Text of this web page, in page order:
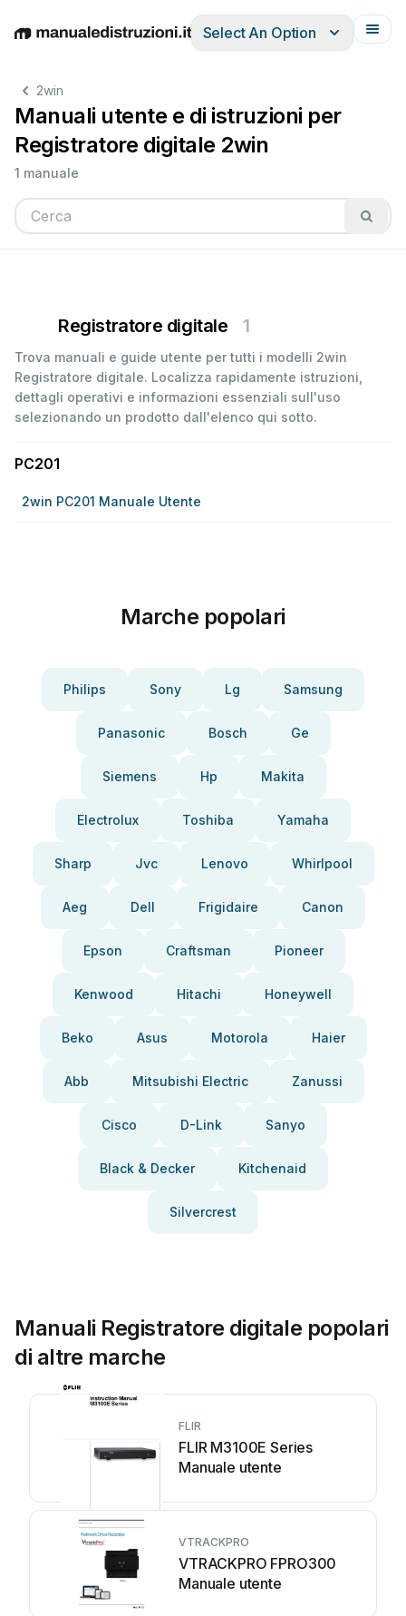
EnglishDeutschEspañolItalianoFrançais
Select An Option
2win
Manuali utente e di istruzioni per
Registratore digitale 2win
1 manuale
Registratore digitale 1
Trova manuali e guide utente per tutti i modelli 2win
Registratore digitale. Localizza rapidamente istruzioni,
dettagli operativi e informazioni essenziali sull'uso
selezionando un prodotto dall'elenco qui sotto.
PC201
2win PC201 Manuale Utente
Marche popolari
Philips Sony Lg Samsung
Panasonic Bosch Ge
Siemens Hp Makita
Electrolux Toshiba Yamaha
Sharp Jvc Lenovo Whirlpool
Aeg Dell Frigidaire Canon
Epson Craftsman Pioneer
Kenwood Hitachi Honeywell
Beko Asus Motorola Haier
Abb Mitsubishi Electric Zanussi
Cisco D-Link Sanyo
Black & Decker Kitchenaid
Silvercrest
Manuali Registratore digitale popolari
di altre marche
FLIR
FLIR M3100E Series
Manuale utente
VTRACKPRO
VTRACKPRO FPRO300
Manuale utente